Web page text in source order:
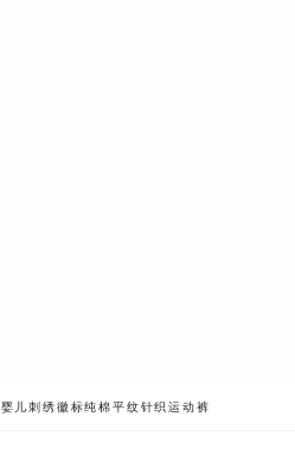
BREADCRUMB.ADA.LABEL.CURRENT
婴儿刺绣徽标纯棉平纹针织运动裤